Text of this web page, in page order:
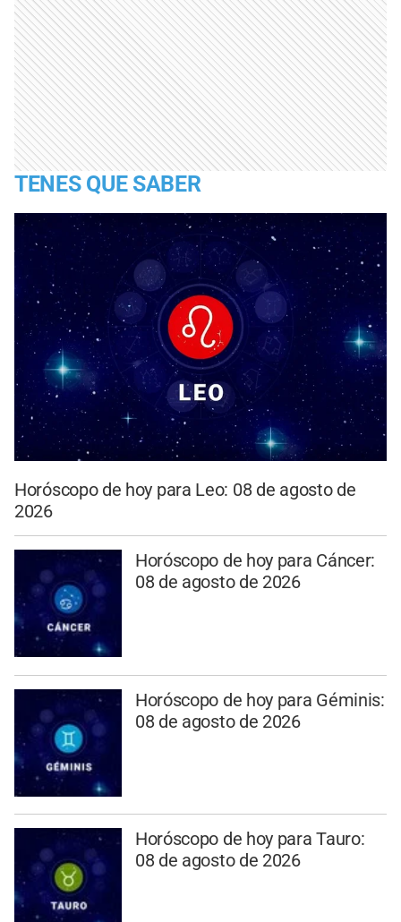
TENES QUE SABER
Horóscopo de hoy para Leo: 08 de agosto de
2026
Horóscopo de hoy para Cáncer:
08 de agosto de 2026
Horóscopo de hoy para Géminis:
08 de agosto de 2026
Horóscopo de hoy para Tauro:
08 de agosto de 2026